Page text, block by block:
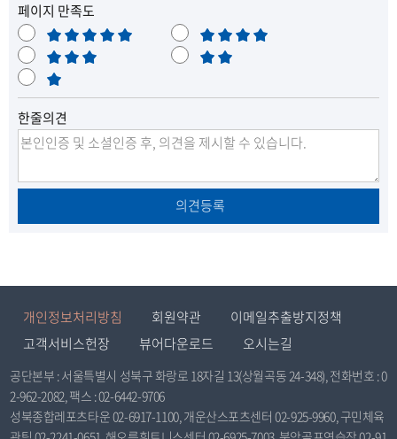
페이지 만족도
매
우
만
족
만
족
보
통
불
매
우
불
만
한줄의견
의견등록
개인정보처리방침 회원약관
이메일추출방지정책
고객서비스헌장
뷰어다운로드 오시는길
공단본부 : 서울특별시 성북구 화랑로 18자길 13(상월곡동 24-348), 전화번호 : 0
2-962-2082, 팩스 : 02-6442-9706
성북종합레포츠타운 02-6917-1100, 개운산스포츠센터 02-925-9960, 구민체육